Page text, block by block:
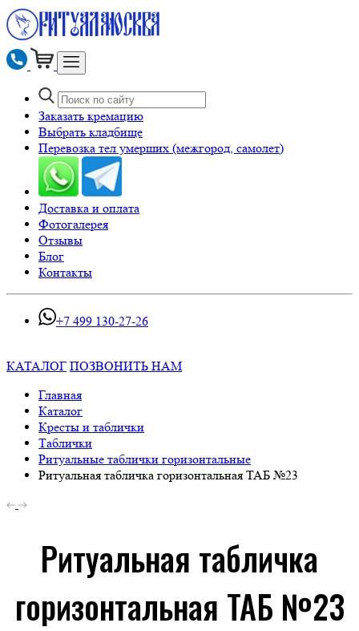
Заказать кремацию
Выбрать кладбище
Перевозка тел умерших (межгород, самолет)
Доставка и оплата
Фотогалерея
Отзывы
Блог
Контакты
+7 499 130-27-26
КАТАЛОГ ПОЗВОНИТЬ НАМ
Главная
Каталог
Кресты и таблички
Таблички
Ритуальные таблички горизонтальные
Ритуальная табличка горизонтальная ТАБ №23
Ритуальная табличка
горизонтальная ТАБ №23